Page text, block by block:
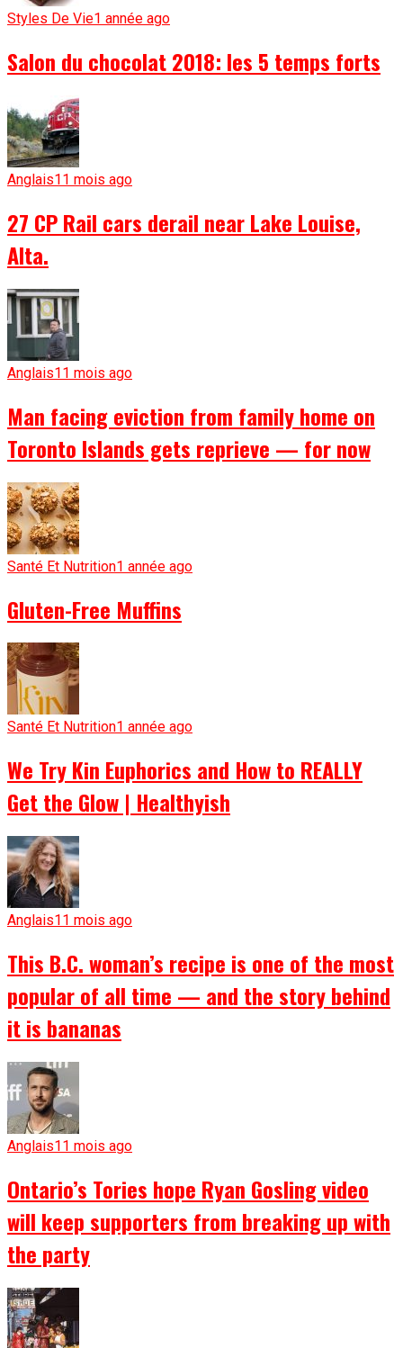
Styles De Vie1 année ago
Salon du chocolat 2018: les 5 temps forts
Anglais11 mois ago
27 CP Rail cars derail near Lake Louise,
Alta.
Anglais11 mois ago
Man facing eviction from family home on
Toronto Islands gets reprieve — for now
Santé Et Nutrition1 année ago
Gluten-Free Muffins
Santé Et Nutrition1 année ago
We Try Kin Euphorics and How to REALLY
Get the Glow | Healthyish
Anglais11 mois ago
This B.C. woman’s recipe is one of the most
popular of all time — and the story behind
it is bananas
Anglais11 mois ago
Ontario’s Tories hope Ryan Gosling video
will keep supporters from breaking up with
the party